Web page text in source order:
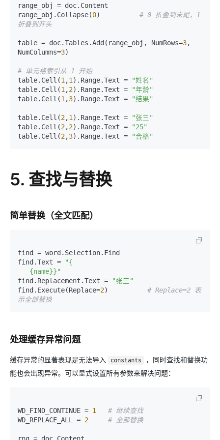
range_obj = doc.Content
range_obj.Collapse(0) # 0 折叠到末尾，1
折叠到开头
table = doc.Tables.Add(range_obj, NumRows=3,
NumColumns=3)
# 单元格索引从 1 开始
table.Cell(1 ,1 ).Range.Text =
"姓名"
table.Cell(1 ,2).Range.Text =
"年龄"
table.Cell(1 ,3).Range.Text = "结果"
table.Cell(2,1 ).Range.Text =
"张三"
table.Cell(2,2).Range.Text =
"25"
table.Cell(2,3).Range.Text = "合格"
5. 查找与替换
简单替换（全文匹配）
find = word.Selection.Find
find.Text =
"{
   {name}}"
find.Replacement.Text =
"张三"
find.Execute(Replace=2) # Replace=2 表
示全部替换
处理缓存异常问题
缓存异常的显著表现是无法导入 constants
，同时查找和替换功
能也会出现异常。可以显式设置所有参数来解决问题：
WD_FIND_CONTINUE = 1
# 继续查找
WD_REPLACE_ALL = 2 # 全部替换